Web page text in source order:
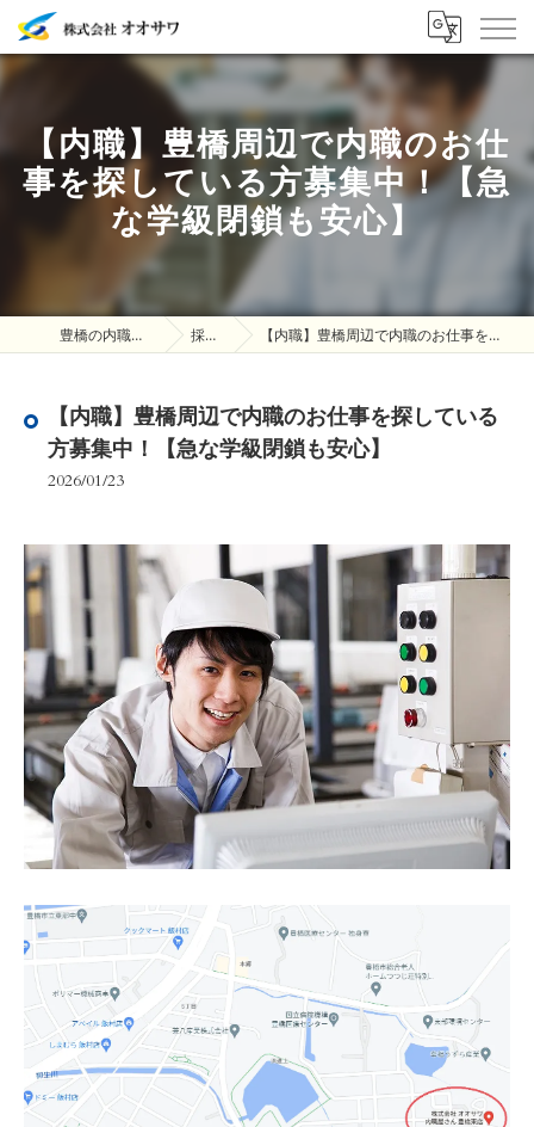
【内職】豊橋周辺で内職のお仕
事を探している方募集中！【急
な学級閉鎖も安心】
豊橋の内職は株式会社オオサワ 採用ブログ 【内職】豊橋周辺で内職のお仕事を探している方募集中！【急な学級閉鎖も安心】
【内職】豊橋周辺で内職のお仕事を探している
方募集中！【急な学級閉鎖も安心】
2026/01/23